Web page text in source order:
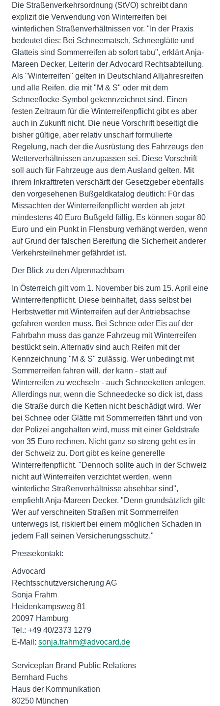
Die Straßenverkehrsordnung (StVO) schreibt dann
explizit die Verwendung von Winterreifen bei
winterlichen Straßenverhältnissen vor. "In der Praxis
bedeutet dies: Bei Schneematsch, Schneeglätte und
Glatteis sind Sommerreifen ab sofort tabu", erklärt Anja-
Mareen Decker, Leiterin der Advocard Rechtsabteilung.
Als "Winterreifen" gelten in Deutschland Alljahresreifen
und alle Reifen, die mit "M & S" oder mit dem
Schneeflocke-Symbol gekennzeichnet sind. Einen
festen Zeitraum für die Winterreifenpflicht gibt es aber
auch in Zukunft nicht. Die neue Vorschrift beseitigt die
bisher gültige, aber relativ unscharf formulierte
Regelung, nach der die Ausrüstung des Fahrzeugs den
Wetterverhältnissen anzupassen sei. Diese Vorschrift
soll auch für Fahrzeuge aus dem Ausland gelten. Mit
ihrem Inkrafttreten verschärft der Gesetzgeber ebenfalls
den vorgesehenen Bußgeldkatalog deutlich: Für das
Missachten der Winterreifenpflicht werden ab jetzt
mindestens 40 Euro Bußgeld fällig. Es können sogar 80
Euro und ein Punkt in Flensburg verhängt werden, wenn
auf Grund der falschen Bereifung die Sicherheit anderer
Verkehrsteilnehmer gefährdet ist.
Der Blick zu den Alpennachbarn
In Österreich gilt vom 1. November bis zum 15. April eine
Winterreifenpflicht. Diese beinhaltet, dass selbst bei
Herbstwetter mit Winterreifen auf der Antriebsachse
gefahren werden muss. Bei Schnee oder Eis auf der
Fahrbahn muss das ganze Fahrzeug mit Winterreifen
bestückt sein. Alternativ sind auch Reifen mit der
Kennzeichnung "M & S" zulässig. Wer unbedingt mit
Sommerreifen fahren will, der kann - statt auf
Winterreifen zu wechseln - auch Schneeketten anlegen.
Allerdings nur, wenn die Schneedecke so dick ist, dass
die Straße durch die Ketten nicht beschädigt wird. Wer
bei Schnee oder Glätte mit Sommerreifen fährt und von
der Polizei angehalten wird, muss mit einer Geldstrafe
von 35 Euro rechnen. Nicht ganz so streng geht es in
der Schweiz zu. Dort gibt es keine generelle
Winterreifenpflicht. "Dennoch sollte auch in der Schweiz
nicht auf Winterreifen verzichtet werden, wenn
winterliche Straßenverhältnisse absehbar sind",
empfiehlt Anja-Mareen Decker. "Denn grundsätzlich gilt:
Wer auf verschneiten Straßen mit Sommerreifen
unterwegs ist, riskiert bei einem möglichen Schaden in
jedem Fall seinen Versicherungsschutz."
Pressekontakt:
Advocard
Rechtsschutzversicherung AG
Sonja Frahm
Heidenkampsweg 81
20097 Hamburg
Tel.: +49 40/2373 1279
E-Mail: sonja.frahm@advocard.de
Serviceplan Brand Public Relations
Bernhard Fuchs
Haus der Kommunikation
80250 München